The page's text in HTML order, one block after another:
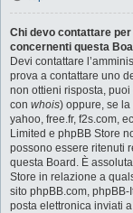
Chi devo contattare
concernenti questa
Devi contattare
prova a contattare uno
non ottieni risposta,
con whois) oppure, se
yahoo, free.fr, f2s.com,
Limited e phpBB Store
possono essere ritenuti
questa Board. È
Store in relazione a
sito phpBB.com,
posta elettronica inviati